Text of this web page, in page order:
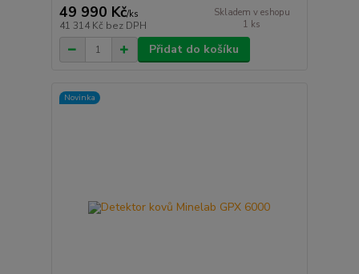
49 990 Kč/ks
41 314 Kč bez DPH
Skladem v eshopu
1 ks
Přidat do košíku
Novinka